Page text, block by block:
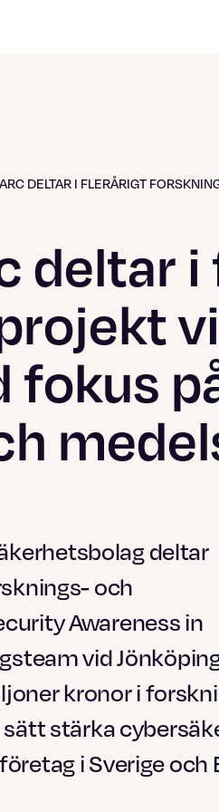
DELTAR I FLERÅRIGT
deltar
fokus
deltar
och
Awareness in
vid
kronor i
stärka
i Sverige och